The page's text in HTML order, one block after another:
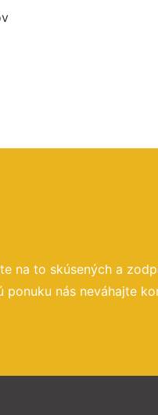
na to skúsených a
nás neváhajte